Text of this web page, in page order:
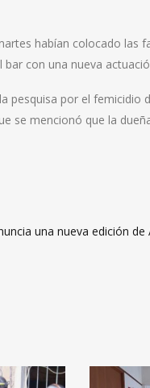
habían colocado las
con una nueva
pesquisa por el femicidio
se mencionó que la
una nueva edición de